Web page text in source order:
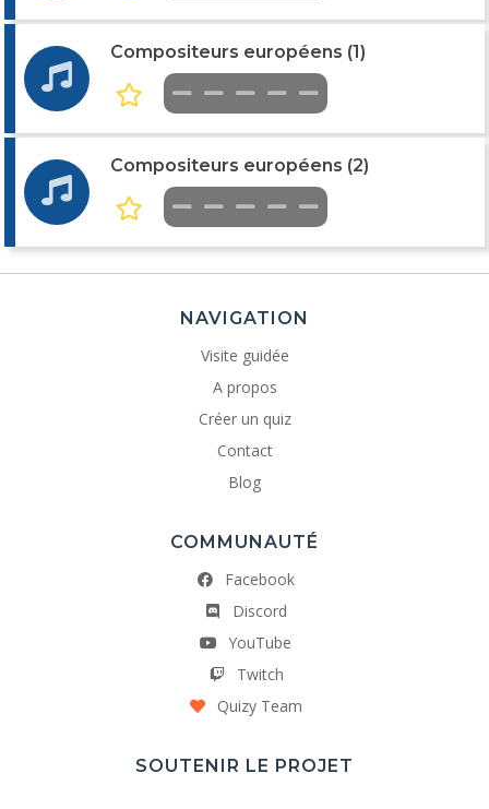
Compositeurs européens (1)
Compositeurs européens (2)
NAVIGATION
Visite guidée
A propos
Créer un quiz
Contact
Blog
COMMUNAUTÉ
Facebook
Discord
YouTube
Twitch
Quizy Team
SOUTENIR LE PROJET